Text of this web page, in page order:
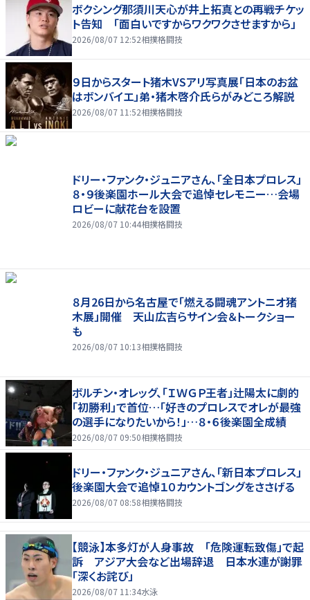
ボクシング那須川天心が井上拓真との再戦チケッ
ト告知 「面白いですからワクワクさせますから」
2026/08/07 12:52相撲格闘技
９日からスタート猪木VSアリ写真展「日本のお盆
はボンバイエ」弟・猪木啓介氏らがみどころ解説
2026/08/07 11:52相撲格闘技
ドリー・ファンク・ジュニアさん、「全日本プロレス」
８・９後楽園ホール大会で追悼セレモニー…会場
ロビーに献花台を設置
2026/08/07 10:44相撲格闘技
８月26日から名古屋で「燃える闘魂アントニオ猪
木展」開催 天山広吉らサイン会＆トークショー
も
2026/08/07 10:13相撲格闘技
ボルチン・オレッグ、「ＩＷＧＰ王者」辻陽太に劇的
「初勝利」で首位…「好きのプロレスでオレが最強
の選手になりたいから！」…８・６後楽園全成績
2026/08/07 09:50相撲格闘技
ドリー・ファンク・ジュニアさん、「新日本プロレス」
後楽園大会で追悼１０カウントゴングをささげる
2026/08/07 08:58相撲格闘技
【競泳】本多灯が人身事故 「危険運転致傷」で起
訴 アジア大会など出場辞退 日本水連が謝罪
「深くお詫び」
2026/08/07 11:34水泳